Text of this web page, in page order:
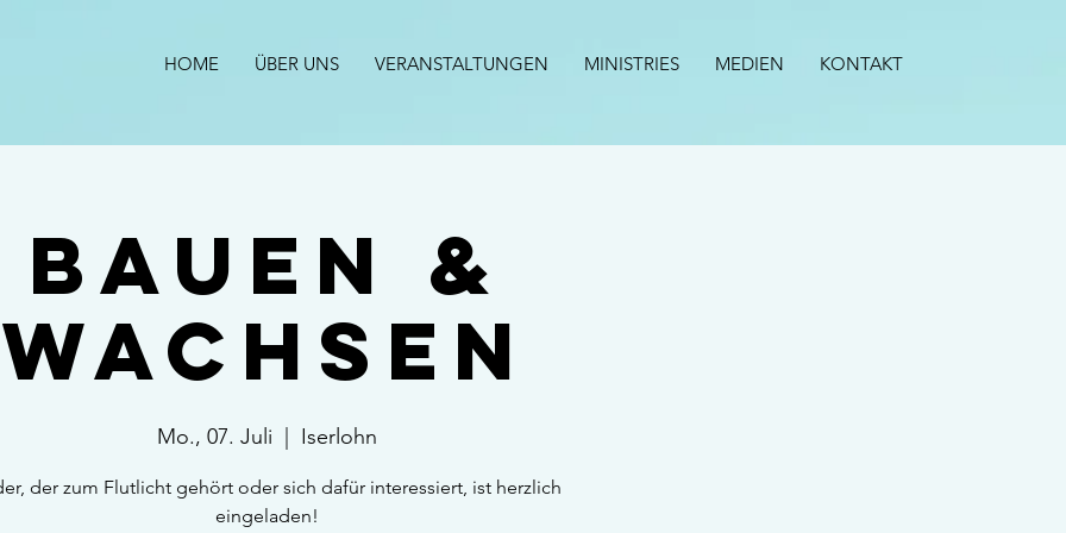
HOME ÜBER UNS VERANSTALTUNGEN MINISTRIES MEDIEN KONTAKT
Bauen &
Wachsen
Mo., 07. Juli Iserlohn
der zum Flutlicht gehört oder sich dafür interessiert, ist herzlich
eingeladen!